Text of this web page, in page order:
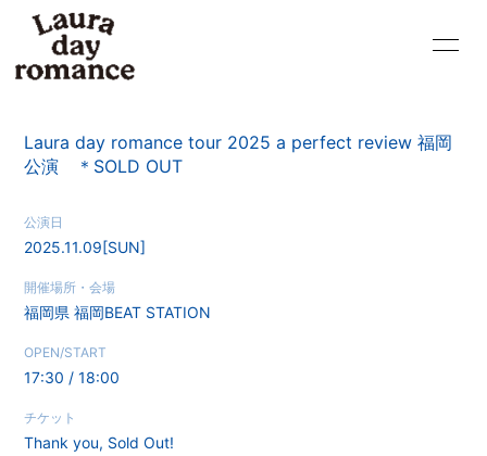
LIVE PROFILE
BLOG
RADIO
Q&A
Laura day romance tour 2025 a perfect review 福岡
公演 ＊SOLD OUT
公演日
2025.11.09[SUN]
開催場所・会場
福岡県福岡BEAT STATION
OPEN/START
17:30 / 18:00
チケット
Thank you, Sold Out!